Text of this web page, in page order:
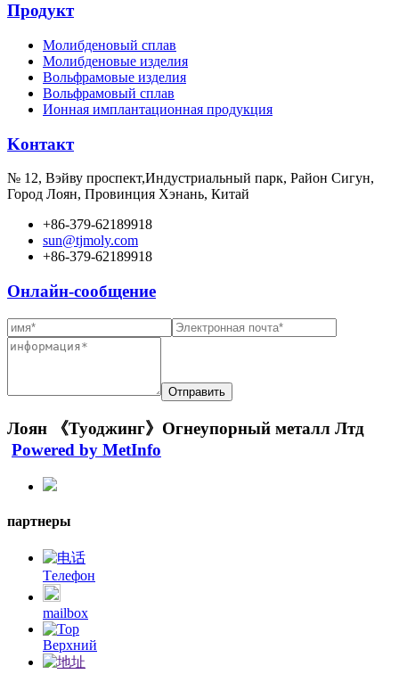
Продукт
Молибденовый сплав
Молибденовые изделия
Вольфрамовые изделия
Вольфрамовый сплав
Ионная имплантационная продукция
Kонтакт
№ 12, Вэйву проспект,Индустриальный парк, Район Сигун,
Город Лоян, Провинция Хэнань, Китай
+86-379-62189918
sun@tjmoly.com
+86-379-62189918
Онлайн-сообщение
Лоян 《Туоджинг》Огнеупорный металл Лтд
Powered by MetInfo
партнеры
Tелефон
mailbox
Bерхний